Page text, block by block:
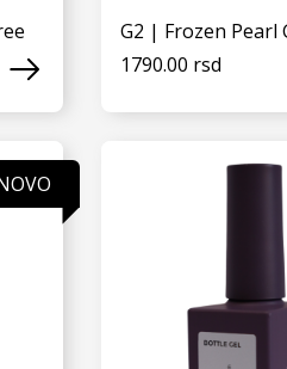
VIDI
G2 | Frozen Pearl
1790.00 rsd